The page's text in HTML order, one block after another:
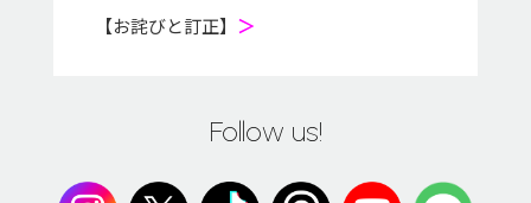
【お詫びと訂正】 ＞
Follow us!